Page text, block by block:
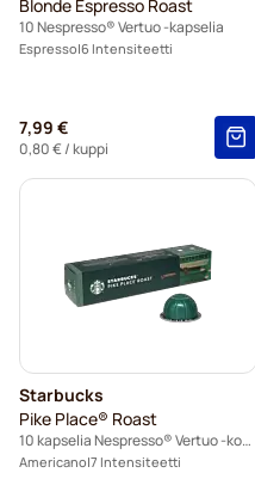
Blonde Espresso Roast
10 Nespresso® Vertuo -kapselia
Espresso 6 Intensiteetti
7,99 €
0,80 €/ kuppi
Starbucks
Pike Place® Roast
10 kapselia Nespresso® Vertuo -koneisiin
Americano 7 Intensiteetti